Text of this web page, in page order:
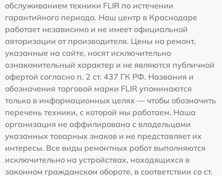
обслуживанием техники FLIR по истечении
гарантийного периода. Наш центр в Краснодаре
работает независимо и не имеет официальной
авторизации от производителя. Цены на ремонт,
указанные на сайте, носят исключительно
ознакомительный характер и не являются публичной
офертой согласно п. 2 ст. 437 ГК РФ. Названия и
обозначения торговой марки FLIR упоминаются
только в информационных целях — чтобы обозначить
перечень техники, с которой мы работаем. Наша
организация не аффилирована с владельцами
указанных товарных знаков и не представляет их
интересы. Все виды ремонтных работ выполняются
исключительно на устройствах, находящихся в
законном гражданском обороте, в соответствии со ст.